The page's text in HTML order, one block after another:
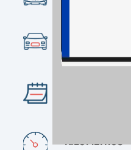
Turismo
KILÓMETROS